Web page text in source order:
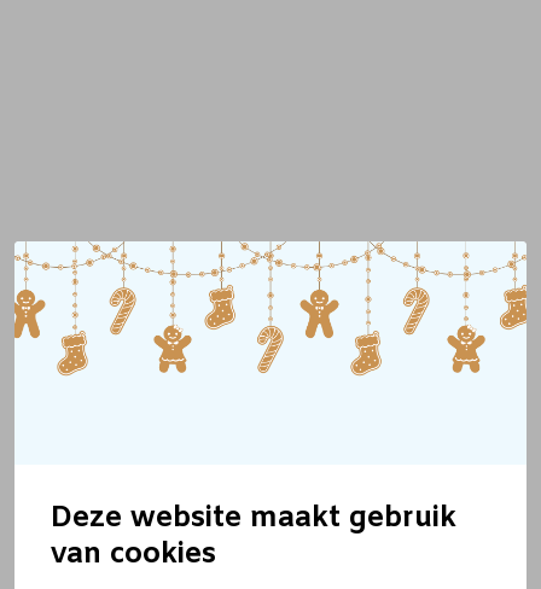
Deze website maakt gebruik
van cookies